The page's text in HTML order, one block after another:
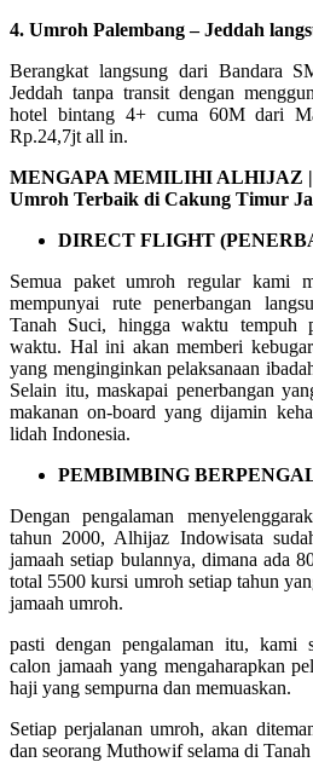
4. Umroh Palembang – Jeddah
Berangkat langsung dari Bandara
Jeddah tanpa transit dengan
hotel bintang 4+ cuma 60M dari
Rp.24,7jt all in.
MENGAPA MEMILIHI ALHIJAZ |
Umroh Terbaik di Cakung Timur
DIRECT FLIGHT
Semua paket umroh regular kami
mempunyai rute penerbangan
Tanah Suci, hingga waktu tempuh
waktu. Hal ini akan memberi
yang menginginkan pelaksanaan
Selain itu, maskapai penerbangan
makanan on-board yang dijamin
lidah Indonesia.
PEMBIMBING
Dengan pengalaman
tahun 2000, Alhijaz Indowisata
jamaah setiap bulannya, dimana ada
total 5500 kursi umroh setiap tahun
jamaah umroh.
pasti dengan pengalaman itu, kami
calon jamaah yang mengaharapkan
haji yang sempurna dan memuaskan.
Setiap perjalanan umroh, akan
dan seorang Muthowif selama di